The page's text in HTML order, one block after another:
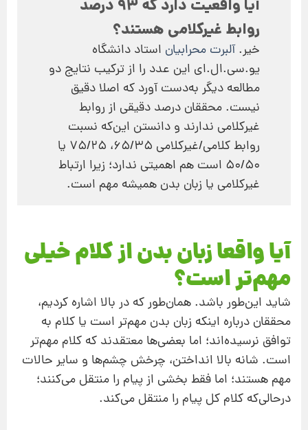
آیا واقعیت دارد که 93 درصد
روابط غیرکلامی هستند؟
خیر.آلبرت محرابیان استاد دانشگاه
یو.سی.ال.ای این عدد را از ترکیب نتایج دو
مطالعه دیگر به‌دست آورد که اصلا دقیق
نیست. محققان درصد دقیقی از روابط
غیرکلامی ندارند و دانستن این‌که نسبت
روابط کلامی/غیرکلامی 65/35، 75/25 یا
50/50 است هم اهمیتی ندارد؛ زیرا ارتباط
غیرکلامی یا زبان بدن همیشه مهم است.
آیا واقعا زبان بدن از کلام خیلی
مهم‌تر است؟
شاید این‌طور باشد. همان‌طور که در بالا اشاره کردیم،
محققان درباره اینکه زبان بدن مهم‌تر است یا کلام به
توافق نرسیده‌اند؛ اما بعضی‌ها معتقدند که کلام مهم‌تر
است. شانه بالا انداختن، چرخش چشم‌ها و سایر حالات
مهم هستند؛ اما فقط بخشی از پیام را منتقل می‌کنند؛
در‌حالی‌که کلام کل پیام را منتقل می‌کند.